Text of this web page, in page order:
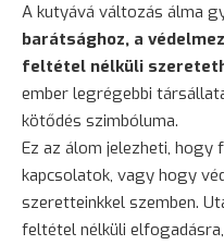
A kutyává változás álma
barátsághoz, a
feltétel nélküli
ember legrégebbi
kötődés szimbóluma.
Ez az álom jelezheti, hogy
kapcsolatok, vagy hogy
szeretteinkkel szemben.
feltétel nélküli